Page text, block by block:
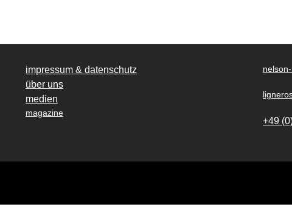
impressum & datenschutz
über uns
medien
magazine
+49